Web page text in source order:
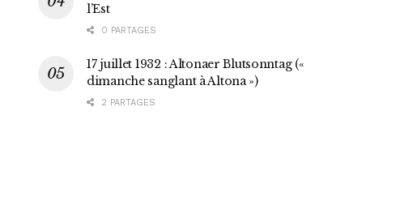
l’Est
0 PARTAGES
17 juillet 1932 : Altonaer Blutsonntag («
dimanche sanglant à Altona »)
2 PARTAGES